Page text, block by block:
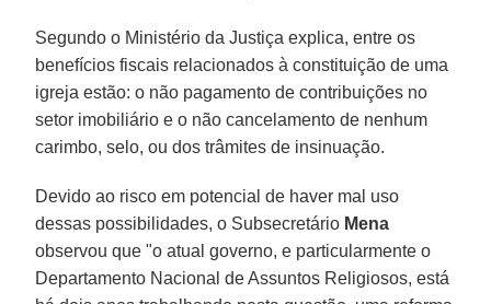
Segundo o Ministério da Justiça explica, entre os
benefícios fiscais relacionados à constituição de uma
igreja estão: o não pagamento de contribuições no
setor imobiliário e o não cancelamento de nenhum
carimbo, selo, ou dos trâmites de insinuação.
Devido ao risco em potencial de haver mal uso
dessas possibilidades, o Subsecretário Mena
observou que "o atual governo, e particularmente o
Departamento Nacional de Assuntos Religiosos, está